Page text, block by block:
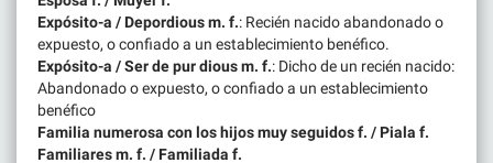
Expósito-a / Depordious m. f.: Recién nacido abandonado o
expuesto, o confiado a un establecimiento benéfico.
Expósito-a / Ser de pur dious m. f.: Dicho de un recién nacido:
Abandonado o expuesto, o confiado a un establecimiento
benéfico
Familia numerosa con los hijos muy seguidos f. / Piala f.
Familiares m. f. / Familiada f.